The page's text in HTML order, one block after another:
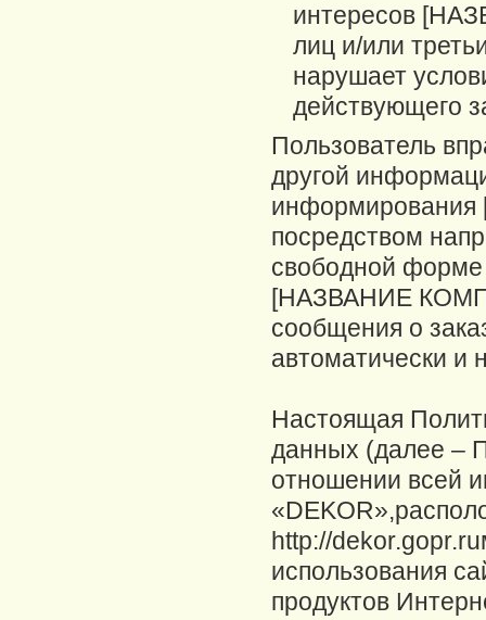
интересов
лиц и/или
нарушает
действующего
Пользователь
другой
посредством
свободной форме
[НАЗВАНИЕ
сообщения о
автоматически и
Настоящая Политика конфиденциальности персональных данных (далее – Политика конфиденциальности) действует в отношении всей информации, которую Интернет-магазин «DEKOR»,расположенный на доменном имени http://dekor.gopr.ruможет получить о Пользователе во время использования сайта Интернет-магазина, программ и продуктов Интернет-магазина.1. ОПРЕДЕЛЕНИЕ ТЕРМИНОВ1.1 В настоящей Политике конфиденциальности используются следующие термины:1.1.1. «Администрация сайта Интернет-магазина (далее – Администрация сайта) » – уполномоченные сотрудники на управления сайтом, действующие от имени ООО Нако плюс, которые организуют и (или) осуществляет обработку персональных данных, а также определяет цели обработки персональных данных, состав персональных данных, подлежащих обработке, действия (операции), совершаемые с персональными данными.1.1.2. «Персональные данные» - любая информация, относящаяся к прямо или косвенно определенному или определяемому физическому лицу (субъекту персональных данных).1.1.3. «Обработка персональных данных» - любое действие (операция) или совокупность действий (операций), совершаемых с использованием средств автоматизации или без использования таких средств с персональными данными, включая сбор, запись, систематизацию, накопление, хранение, уточнение (обновление, изменение), извлечение, использование, передачу (распространение, предоставление, доступ), обезличивание, блокирование, удаление, уничтожение персональных данных.1.1.4. «Конфиденциальность персональных данных» - обязательное для соблюдения Оператором или иным получившим доступ к персональным данным лицом требование не допускать их распространения без согласия субъекта персональных данных или наличия иного законного основания.1.1.5. «Пользователь сайта Интернет-магазина (далее ? Пользователь)» – лицо, имеющее доступ к Сайту, посредством сети Интернет и использующее Сайт интернет-магазина.1.1.6. «Cookies» — небольшой фрагмент данных, отправленный веб-сервером и хранимый на компьютере пользователя, который веб-клиент или веб-браузер каждый раз пересылает веб-серверу в HTTP-запросе при попытке открыть страницу соответствующего сайта.1.1.7. «IP-адрес» — уникальный сетевой адрес узла в компьютерной сети, построенной по протоколу IP.2. ОБЩИЕ ПОЛОЖЕНИЯ2.1. Использование Пользователем сайта Интернет-магазина означает согласие с настоящей Политикой конфиденциальности и условиями обработки персональных данных Пользователя.2.2. В случае несогласия с условиями Политики конфиденциальности Пользователь должен прекратить использование сайта Интернет-магазина.2.3.Настоящая Политика конфиденциальности применяется только к сайту Интернет-магазина http://dekor.gopr.ru. Интернет-магазин не контролирует и не несет ответственность за сайты третьих лиц, на которые Пользователь может перейти по ссылкам, доступным на сайте Интернет-магазина.2.4. Администрация сайта не проверяет достоверность персональных данных, предоставляемых Пользователем сайта Интернет-магазина. 3. ПРЕДМЕТ